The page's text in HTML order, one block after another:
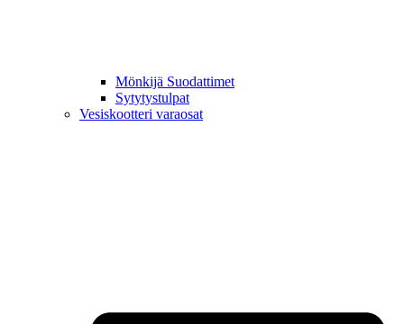
Mönkijä Suodattimet
Sytytystulpat
Vesiskootteri varaosat